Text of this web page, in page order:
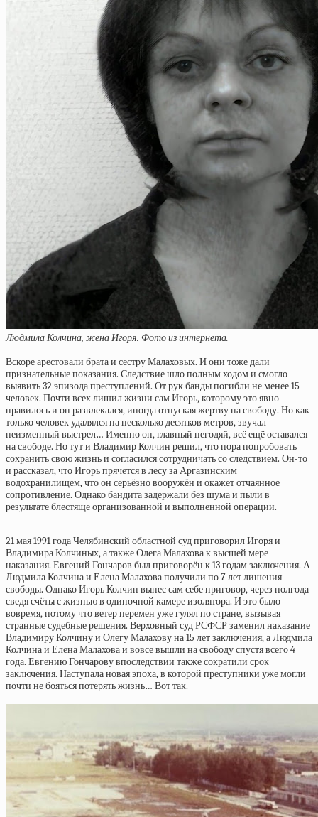
Людмила Колчина, жена Игоря. Фото из интернета.
Вскоре арестовали брата и сестру Малаховых. И они тоже дали
признательные показания. Следствие шло полным ходом и смогло
выявить 32 эпизода преступлений. От рук банды погибли не менее 15
человек. Почти всех лишил жизни сам Игорь, которому это явно
нравилось и он развлекался, иногда отпуская жертву на свободу. Но как
только человек удалялся на несколько десятков метров, звучал
неизменный выстрел… Именно он, главный негодяй, всё ещё оставался
на свободе. Но тут и Владимир Колчин решил, что пора попробовать
сохранить свою жизнь и согласился сотрудничать со следствием. Он-то
и рассказал, что Игорь прячется в лесу за Аргазинским
водохранилищем, что он серьёзно вооружён и окажет отчаянное
сопротивление. Однако бандита задержали без шума и пыли в
результате блестяще организованной и выполненной операции.
21 мая 1991 года Челябинский областной суд приговорил Игоря и
Владимира Колчиных, а также Олега Малахова к высшей мере
наказания. Евгений Гончаров был приговорён к 13 годам заключения. А
Людмила Колчина и Елена Малахова получили по 7 лет лишения
свободы. Однако Игорь Колчин вынес сам себе приговор, через полгода
сведя счёты с жизнью в одиночной камере изолятора. И это было
вовремя, потому что ветер перемен уже гулял по стране, вызывая
странные судебные решения. Верховный суд РСФСР заменил наказание
Владимиру Колчину и Олегу Малахову на 15 лет заключения, а Людмила
Колчина и Елена Малахова и вовсе вышли на свободу спустя всего 4
года. Евгению Гончарову впоследствии также сократили срок
заключения. Наступала новая эпоха, в которой преступники уже могли
почти не бояться потерять жизнь… Вот так.